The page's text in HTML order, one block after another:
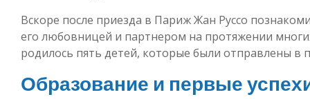
Вскоре после приезда в Париж Жан Руссо
его любовницей и партнером на протяжении
родилось пять детей, которые были отправлены в
Образование и первые